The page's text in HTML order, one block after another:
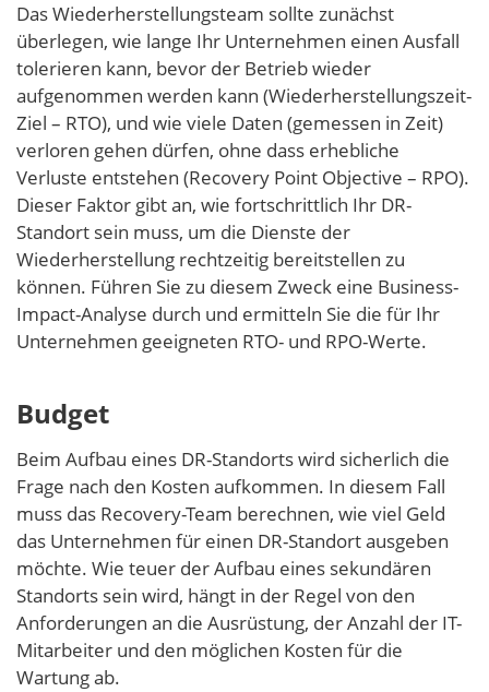
Das Wiederherstellungsteam sollte zunächst
überlegen, wie lange Ihr Unternehmen einen Ausfall
tolerieren kann, bevor der Betrieb wieder
aufgenommen werden kann (Wiederherstellungszeit-
Ziel – RTO), und wie viele Daten (gemessen in Zeit)
verloren gehen dürfen, ohne dass erhebliche
Verluste entstehen (Recovery Point Objective – RPO).
Dieser Faktor gibt an, wie fortschrittlich Ihr DR-
Standort sein muss, um die Dienste der
Wiederherstellung rechtzeitig bereitstellen zu
können. Führen Sie zu diesem Zweck eine Business-
Impact-Analyse durch und ermitteln Sie die für Ihr
Unternehmen geeigneten RTO- und RPO-Werte.
Budget
Beim Aufbau eines DR-Standorts wird sicherlich die
Frage nach den Kosten aufkommen. In diesem Fall
muss das Recovery-Team berechnen, wie viel Geld
das Unternehmen für einen DR-Standort ausgeben
möchte. Wie teuer der Aufbau eines sekundären
Standorts sein wird, hängt in der Regel von den
Anforderungen an die Ausrüstung, der Anzahl der IT-
Mitarbeiter und den möglichen Kosten für die
Wartung ab.